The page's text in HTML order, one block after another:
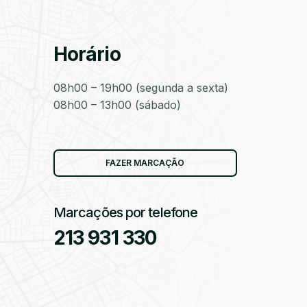
Horário
08h00 – 19h00 (segunda a sexta)
08h00 – 13h00 (sábado)
FAZER MARCAÇÃO
Marcações por telefone
213 931 330